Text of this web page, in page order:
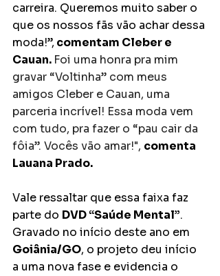
carreira. Queremos muito saber o
que os nossos fãs vão achar dessa
moda!”, comentam Cleber e
Cauan. Foi uma honra pra mim
gravar “Voltinha” com meus
amigos Cleber e Cauan, uma
parceria incrível! Essa moda vem
com tudo, pra fazer o “pau cair da
fôia”. Vocês vão amar!", comenta
Lauana Prado.
Vale ressaltar que essa faixa faz
parte do DVD “Saúde Mental”.
Gravado no início deste ano em
Goiânia/GO, o projeto deu início
a uma nova fase e evidencia o